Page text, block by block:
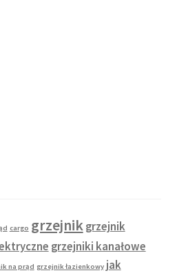
cargo grzejnik grzejnik
grzejniki kanałowe
na prąd grzejnik łazienkowy jak